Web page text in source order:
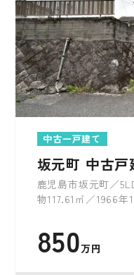
中古一戸建て
坂元町 中古戸
鹿児島市坂元町／
物117.61㎡／1966年
850万円